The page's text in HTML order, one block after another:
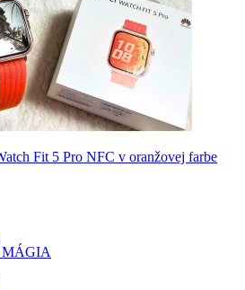
Fit 5 Pro NFC v oranžovej farbe